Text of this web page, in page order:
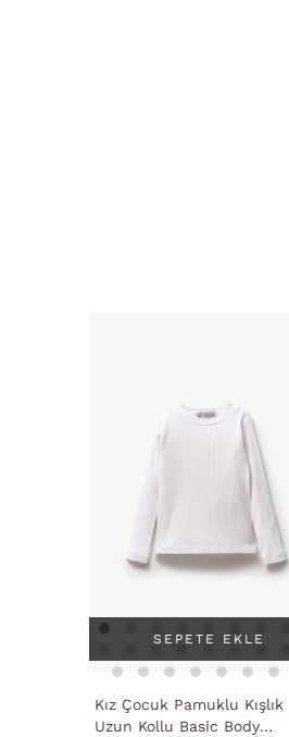
Kız Çocuk Pamuklu Kışlık
Uzun Kollu Basic Body
SEPETE EKLE